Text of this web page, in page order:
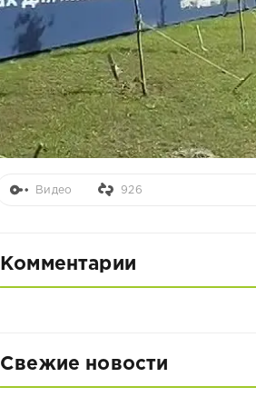
Видео 926
Комментарии
Свежие новости